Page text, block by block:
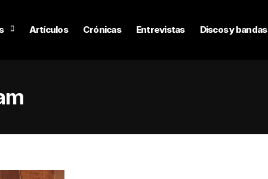
Artículos Crónicas Entrevistas Discos y bandas